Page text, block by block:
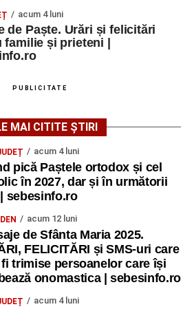
acum 4 luni
de Paște. Urări și felicitări
familie și prieteni |
PUBLICITATE
MAI CITITE ȘTIRI
acum 4 luni
pică Paștele ortodox și cel
în 2027, dar și în următorii
sebesinfo.ro
acum 12 luni
de Sfânta Maria 2025.
FELICITĂRI și SMS-uri care
trimise persoanelor care își
onomastica | sebesinfo.ro
acum 4 luni